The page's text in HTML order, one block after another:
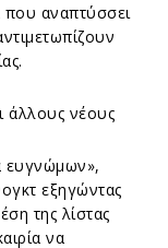
που αναπτύσσει
άλλους νέους
ευγνώμων»,
εξηγώντας
της λίστας
να